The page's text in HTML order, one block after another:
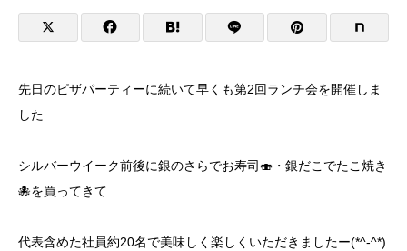
先日のピザパーティーに続いて早くも第2回ランチ会を開催しま
した
シルバーウイーク前後に銀のさらでお寿司🍣・銀だこでたこ焼き
🐙を買ってきて
代表含めた社員約20名で美味しく楽しくいただきましたー(*^-^*)